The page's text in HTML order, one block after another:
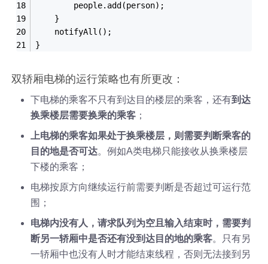
        people.add(person);
    }
    notify
All() ;
}
双轿厢电梯的运行策略也有所更改：
下电梯的乘客不只有到达目的楼层的乘客，还有到达
换乘楼层需要换乘的乘客 ；
上电梯的乘客如果处于换乘楼层，则需要判断乘客的
目的地是否可达。例如A类电梯只能接收从换乘楼层
下楼的乘客；
电梯按原方向继续运行前需要判断是否超过可运行范
围；
电梯内没有人，请求队列为空且输入结束时，需要判
断另一轿厢中是否还有没到达目的地的乘客。只有另
一轿厢中也没有人时才能结束线程，否则无法接到另